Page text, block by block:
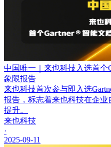
中国唯一｜来也科技入选首个
象限报告
来也科技首次参与即入选
报告，标志着来也科技在企
提升。
来也科技
·
2025-09-11